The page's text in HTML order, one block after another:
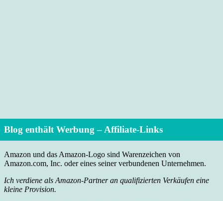
Blog enthält Werbung – Affiliate-Links
Amazon und das Amazon-Logo sind Warenzeichen von
Amazon.com, Inc. oder eines seiner verbundenen Unternehmen.
Ich verdiene als Amazon-Partner an qualifizierten Verkäufen eine
kleine Provision.